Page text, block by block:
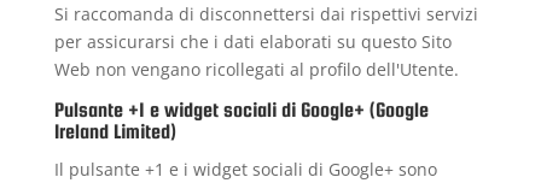
Si raccomanda di disconnettersi dai rispettivi servizi
per assicurarsi che i dati elaborati su questo Sito
Web non vengano ricollegati al profilo dell'Utente.
Pulsante +1 e widget sociali di Google+ (Google
Ireland Limited)
Il pulsante +1 e i widget sociali di Google+ sono